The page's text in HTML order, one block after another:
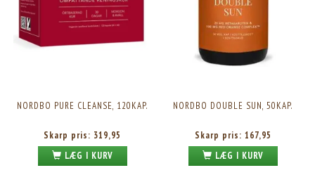
NORDBO PURE CLEANSE, 120KAP.
Skarp pris: 319,95
LÆG I KURV
NORDBO DOUBLE SUN, 50KAP.
Skarp pris: 167,95
LÆG I KURV